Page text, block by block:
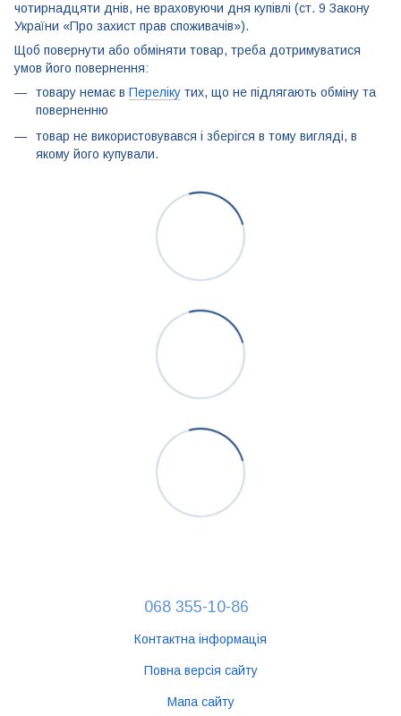
чотирнадцяти днів, не враховуючи дня купівлі (ст. 9 Закону
України «Про захист прав споживачів»).
Щоб повернути або обміняти товар, треба дотримуватися
умов його повернення:
товару немає в Переліку тих, що не підлягають обміну та
поверненню
товар не використовувався і зберігся в тому вигляді, в
якому його купували.
068 355-10-86
Контактна інформація
Повна версія сайту
Мапа сайту